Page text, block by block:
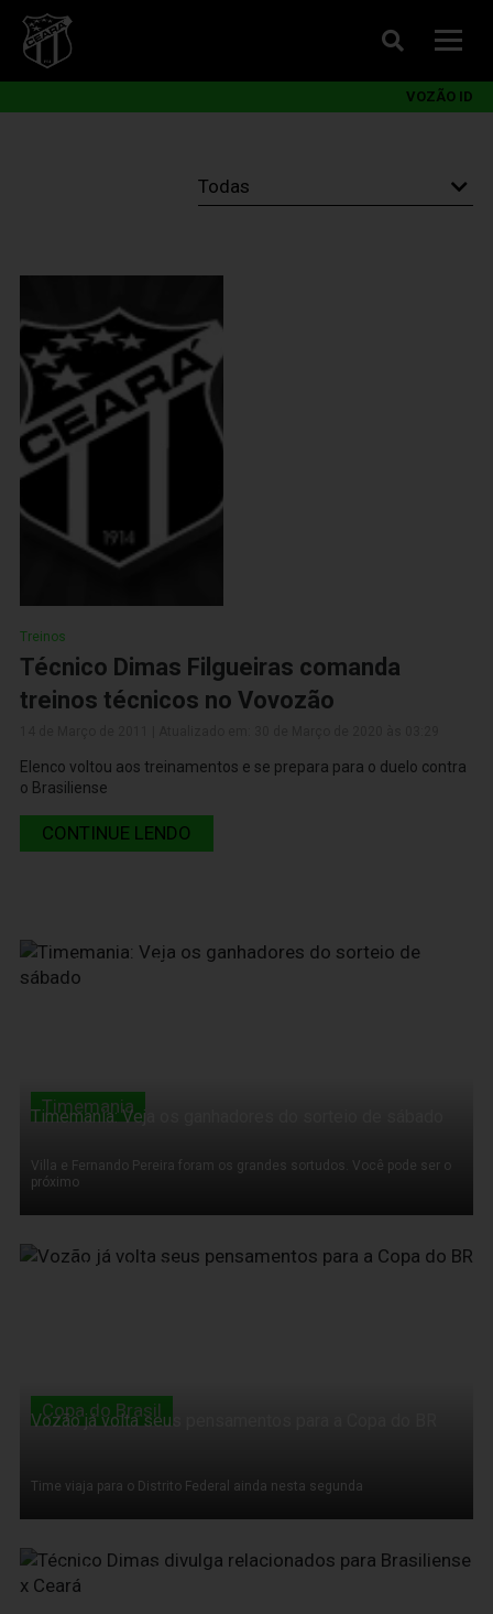
VOZÃO ID
Treinos
Técnico Dimas Filgueiras comanda
treinos técnicos no Vovozão
Elenco voltou aos treinamentos e se prepara para o duelo contra
o Brasiliense
CONTINUE LENDO
14 de Março de 2011
Timemania
Timemania: Veja os ganhadores do sorteio de sábado
Villa e Fernando Pereira foram os grandes sortudos. Você pode ser o
próximo
14 de Março de 2011
Copa do Brasil
Vozão já volta seus pensamentos para a Copa do BR
Time viaja para o Distrito Federal ainda nesta segunda
14 de Março de 2011